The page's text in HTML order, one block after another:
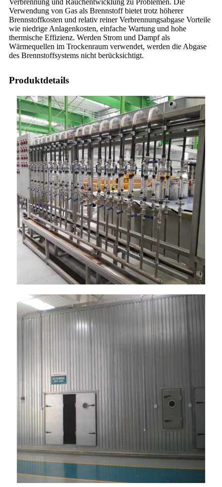
Verbrennung und Rauchentwicklung zu Problemen. Die
Verwendung von Gas als Brennstoff bietet trotz höherer
Brennstoffkosten und relativ reiner Verbrennungsabgase Vorteile
wie niedrige Anlagenkosten, einfache Wartung und hohe
thermische Effizienz. Werden Strom und Dampf als
Wärmequellen im Trockenraum verwendet, werden die Abgase
des Brennstoffsystems nicht berücksichtigt.
Produktdetails